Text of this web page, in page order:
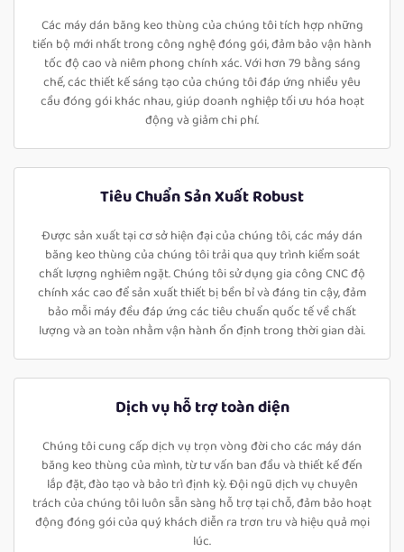
Các máy dán băng keo thùng của chúng tôi tích hợp những
tiến bộ mới nhất trong công nghệ đóng gói, đảm bảo vận hành
tốc độ cao và niêm phong chính xác. Với hơn 79 bằng sáng
chế, các thiết kế sáng tạo của chúng tôi đáp ứng nhiều yêu
cầu đóng gói khác nhau, giúp doanh nghiệp tối ưu hóa hoạt
động và giảm chi phí.
Tiêu Chuẩn Sản Xuất Robust
Được sản xuất tại cơ sở hiện đại của chúng tôi, các máy dán
băng keo thùng của chúng tôi trải qua quy trình kiểm soát
chất lượng nghiêm ngặt. Chúng tôi sử dụng gia công CNC độ
chính xác cao để sản xuất thiết bị bền bỉ và đáng tin cậy, đảm
bảo mỗi máy đều đáp ứng các tiêu chuẩn quốc tế về chất
lượng và an toàn nhằm vận hành ổn định trong thời gian dài.
Dịch vụ hỗ trợ toàn diện
Chúng tôi cung cấp dịch vụ trọn vòng đời cho các máy dán
băng keo thùng của mình, từ tư vấn ban đầu và thiết kế đến
lắp đặt, đào tạo và bảo trì định kỳ. Đội ngũ dịch vụ chuyên
trách của chúng tôi luôn sẵn sàng hỗ trợ tại chỗ, đảm bảo hoạt
động đóng gói của quý khách diễn ra trơn tru và hiệu quả mọi
lúc.